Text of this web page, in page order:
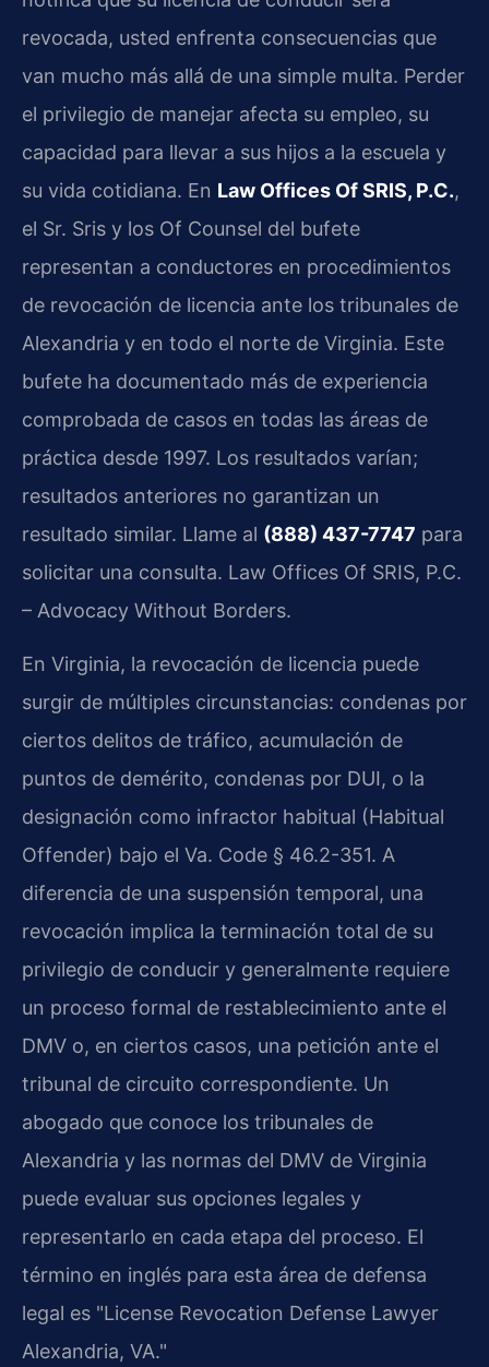
revocada, usted enfrenta consecuencias que
van mucho más allá de una simple multa. Perder
el privilegio de manejar afecta su empleo, su
capacidad para llevar a sus hijos a la escuela y
su vida cotidiana. En Law Offices Of SRIS, P.C.,
el Sr. Sris y los Of Counsel del bufete
representan a conductores en procedimientos
de revocación de licencia ante los tribunales de
Alexandria y en todo el norte de Virginia. Este
bufete ha documentado más de experiencia
comprobada de casos en todas las áreas de
práctica desde 1997. Los resultados varían;
resultados anteriores no garantizan un
resultado similar. Llame al (888) 437-7747 para
solicitar una consulta. Law Offices Of SRIS, P.C.
– Advocacy Without Borders.
En Virginia, la revocación de licencia puede
surgir de múltiples circunstancias: condenas por
ciertos delitos de tráfico, acumulación de
puntos de demérito, condenas por DUI, o la
designación como infractor habitual (Habitual
Offender) bajo el Va. Code § 46.2-351. A
diferencia de una suspensión temporal, una
revocación implica la terminación total de su
privilegio de conducir y generalmente requiere
un proceso formal de restablecimiento ante el
DMV o, en ciertos casos, una petición ante el
tribunal de circuito correspondiente. Un
abogado que conoce los tribunales de
Alexandria y las normas del DMV de Virginia
puede evaluar sus opciones legales y
representarlo en cada etapa del proceso. El
término en inglés para esta área de defensa
legal es "License Revocation Defense Lawyer
Alexandria, VA."